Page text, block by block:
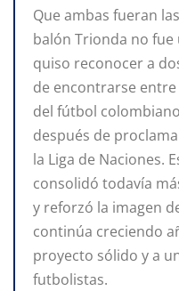
Que ambas fueran
balón Trionda no fue
quiso reconocer a
de encontrarse
del fútbol
después de
la Liga de Naciones.
consolidó todavía
y reforzó la imagen
continúa creciendo
proyecto sólido y a
futbolistas.